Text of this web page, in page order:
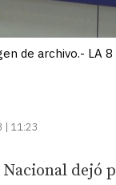
de archivo.- LA 8
| 11:23
dejó